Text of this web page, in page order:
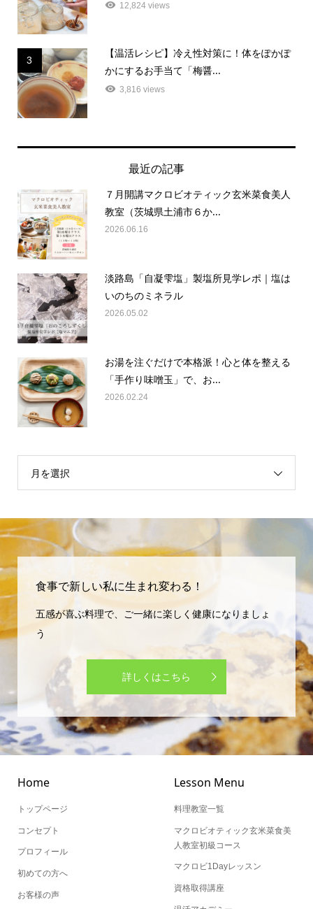
12,824 views
3
【温活レシピ】冷え性対策に！体をぽかぽ
かにするお手当て「梅醤...
3,816 views
最近の記事
７月開講マクロビオティック玄米菜食美人
教室（茨城県土浦市６か...
2026.06.16
淡路島「自凝雫塩」製塩所見学レポ｜塩は
いのちのミネラル
2026.05.02
お湯を注ぐだけで本格派！心と体を整える
「手作り味噌玉」で、お...
2026.02.24
月を選択
食事で新しい私に生まれ変わる！
五感が喜ぶ料理で、ご一緒に楽しく健康になりましょ
う
詳しくはこちら
Home
トップページ
コンセプト
プロフィール
初めての方へ
お客様の声
Lesson Menu
料理教室一覧
マクロビオティック玄米菜食美
人教室初級コース
マクロビ1Dayレッスン
資格取得講座